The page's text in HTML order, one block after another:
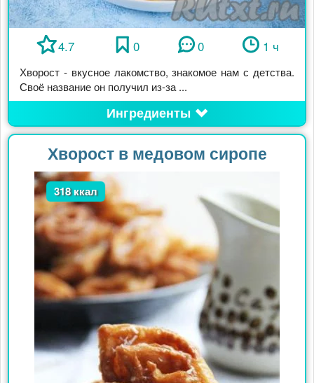
4.7 0 0 1 ч
Хворост - вкусное лакомство, знакомое нам с детства.
Своё название он получил из-за ...
Ингредиенты
Хворост в медовом сиропе
318 ккал